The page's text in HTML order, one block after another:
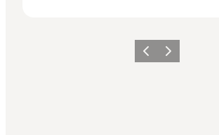
ZurückWeiter